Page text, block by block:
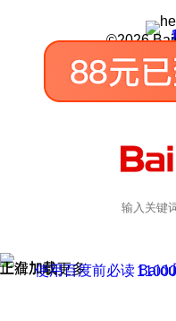
©2026
正在加载
上滑加载更多
使用百度前必读京公网